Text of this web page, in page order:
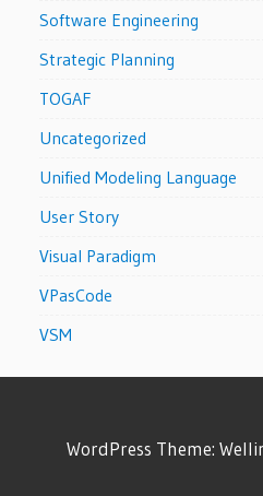
Software Engineering
Strategic Planning
TOGAF
Uncategorized
Unified Modeling Language
User Story
Visual Paradigm
VPasCode
VSM
WordPress Theme: